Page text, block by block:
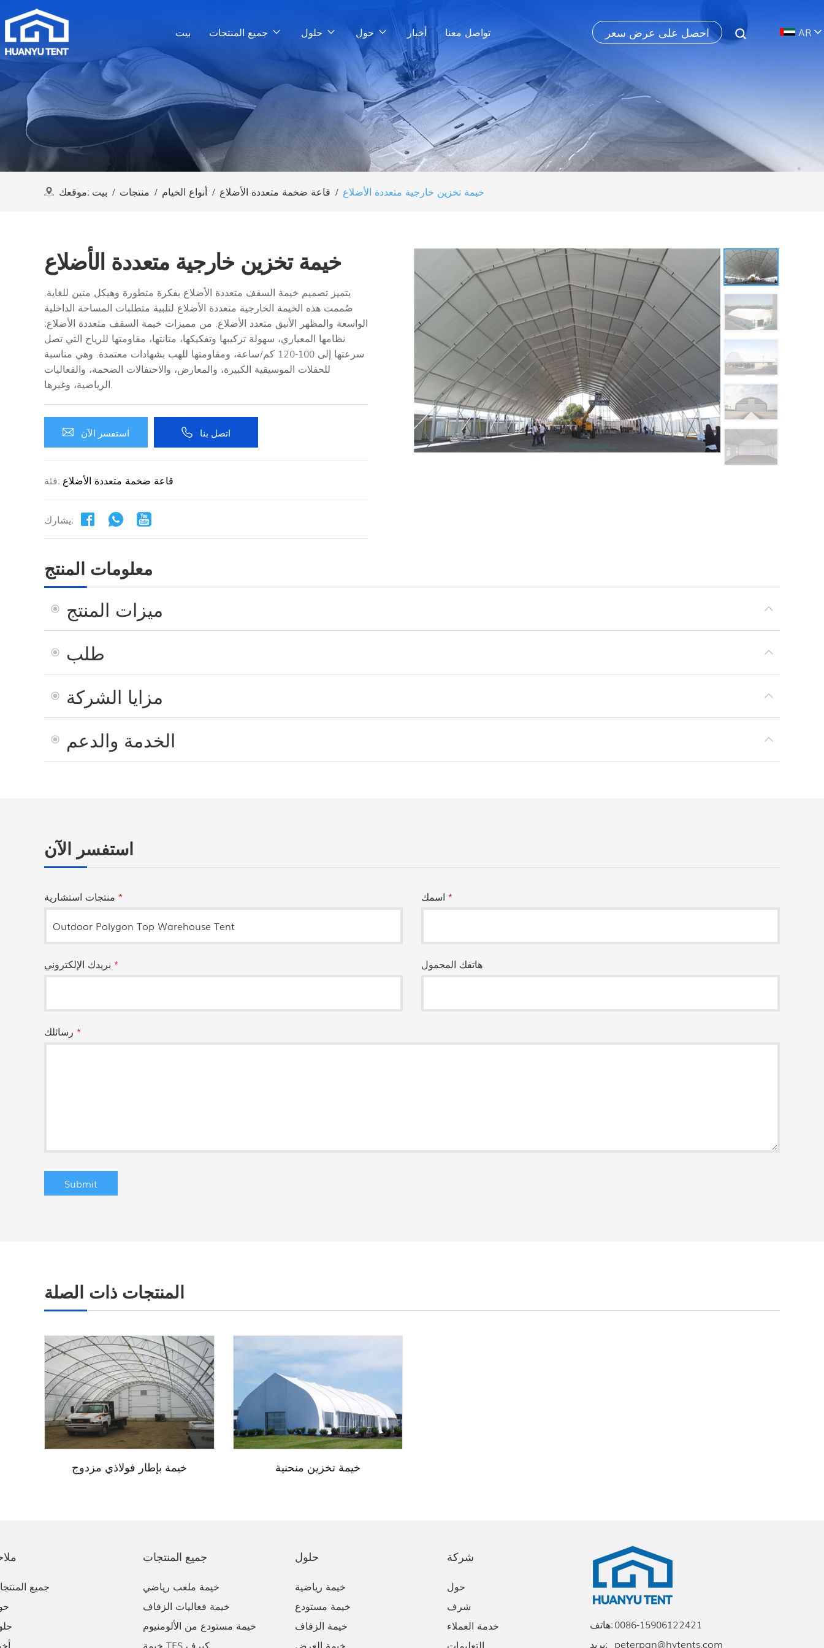
بيت جميع المنتجات حلول حول أخبار تواصل معنا احصل على عرض سعر AR
موقعك: بيت / منتجات / أنواع الخيام / قاعة ضخمة متعددة الأضلاع / خيمة تخزين خارجية متعددة الأضلاع
خيمة تخزين خارجية متعددة الأضلاع
يتميز تصميم خيمة السقف متعددة الأضلاع بفكرة متطورة وهيكل متين للغاية.
صُممت هذه الخيمة الخارجية متعددة الأضلاع لتلبية متطلبات المساحة الداخلية
الواسعة والمظهر الأنيق متعدد الأضلاع. من مميزات خيمة السقف متعددة الأضلاع:
نظامها المعياري، سهولة تركيبها وتفكيكها، متانتها، مقاومتها للرياح التي تصل
سرعتها إلى 100-120 كم/ساعة، ومقاومتها للهب بشهادات معتمدة. وهي مناسبة
للحفلات الموسيقية الكبيرة، والمعارض، والاحتفالات الضخمة، والفعاليات
الرياضية، وغيرها.
استفسر الآن اتصل بنا
فئة: قاعة ضخمة متعددة الأضلاع
يشارك:
معلومات المنتج
ميزات المنتج
طلب
مزايا الشركة
الخدمة والدعم
استفسر الآن
منتجات استشارية * اسمك *
بريدك الإلكتروني * هاتفك المحمول
رسائلك *
المنتجات ذات الصلة
خيمة بإطار فولاذي مزدوج خيمة تخزين منحنية
جميع
جميع المنتجات
خيمة ملعب رياضي
خيمة فعاليات الزفاف
خيمة مستودع من الألومنيوم
خيمة TFS كيرف
حلول
خيمة رياضية
خيمة مستودع
خيمة الزفاف
خيمة العرض
شركة
حول
شرف
خدمة العملاء
التعليمات
هاتف:0086-15906122421
بريد: peterpan@hytents.com